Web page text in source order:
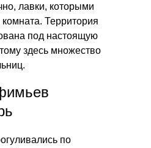
лавки, которыми
Территория
под настоящую
здесь множество
по